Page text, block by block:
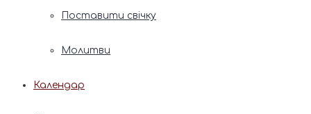
Поставити свічку
Молитви
Календар